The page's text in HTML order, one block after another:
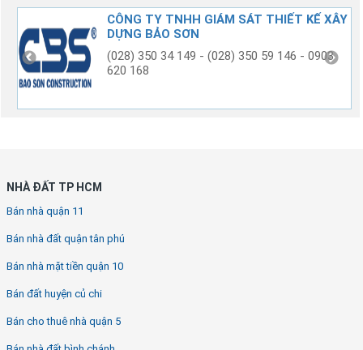
CÔNG TY TNHH GIÁM SÁT THIẾT KẾ XÂY
DỰNG BẢO SƠN
(028) 350 34 149 - (028) 350 59 146 - 0903
620 168
NHÀ ĐẤT TP HCM
Bán nhà quận 11
Bán nhà đất quận tân phú
Bán nhà mặt tiền quận 10
Bán đất huyện củ chi
Bán cho thuê nhà quận 5